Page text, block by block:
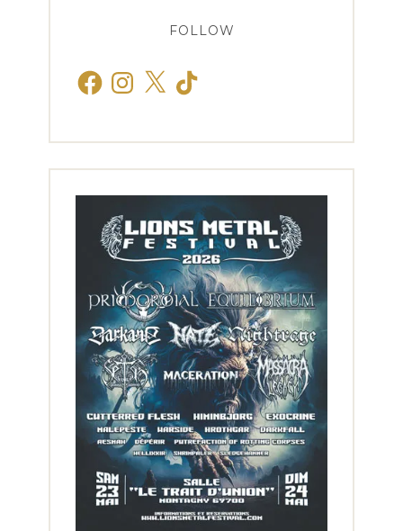
FOLLOW
FacebookInstagram
X TikTok